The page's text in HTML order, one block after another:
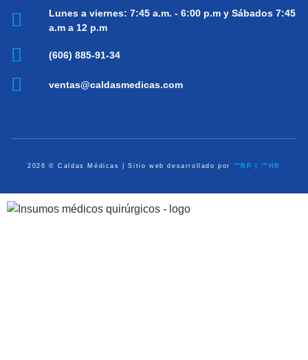
Lunes a viernes: 7:45 a.m. - 6:00 p.m y Sábados 7:45
a.m a 12 p.m
(606) 885-91-34
ventas@caldasmedicas.com
2026 © Caldas Médicas | Sitio web desarrollado por ™RP | ™HR